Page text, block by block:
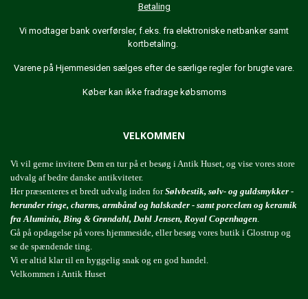
Betaling
Vi modtager bank overførsler, f.eks. fra elektroniske netbanker samt
kortbetaling.
Varene på Hjemmesiden sælges efter de særlige regler for brugte vare.
Køber kan ikke fradrage købsmoms
VELKOMMEN
Vi vil gerne invitere Dem en tur på et besøg i Antik Huset, og vise vores store
udvalg af bedre danske antikviteter.
Her præsenteres et bredt udvalg inden forSølvbestik, sølv- og guldsmykker -
herunder ringe, charms, armbånd og halskæder - samt porcelæn og keramik
fra Aluminia, Bing & Grøndahl, Dahl Jensen, Royal Copenhagen
Gå på opdagelse på vores hjemmeside, eller besøg vores butik i Glostrup og
se de spændende ting.
Vi er altid klar til en hyggelig snak og en god handel.
Velkommen i Antik Huset